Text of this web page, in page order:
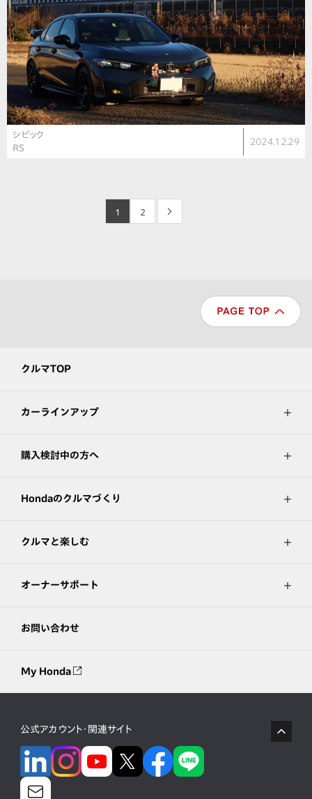
シビック
RS
2024.12.29
1 2 >
クルマTOP
カーラインアップ
購入検討中の方へ
Hondaのクルマづくり
クルマと楽しむ
オーナーサポート
お問い合わせ
My Honda
公式アカウント・関連サイト